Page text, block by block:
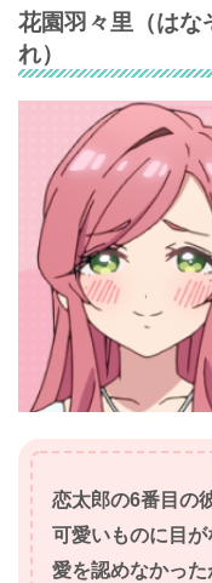
花園羽々里 （はな
れ）
恋太郎の6番目の
可愛いものに目
愛を認めなかっ